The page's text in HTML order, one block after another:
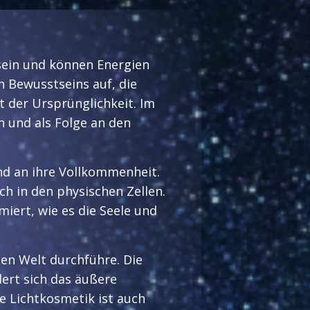
und können Energien
Bewusstseins auf, die
der Ursprünglichkeit. Im
als Folge an den
an ihre Vollkommenheit.
in den physischen Zellen.
wie es die Seele und
Welt durchführe. Die
sich das äußere
Lichtkosmetik ist auch